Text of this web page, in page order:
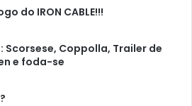
do IRON CABLE!!!
Coppolla, Trailer de
e foda-se